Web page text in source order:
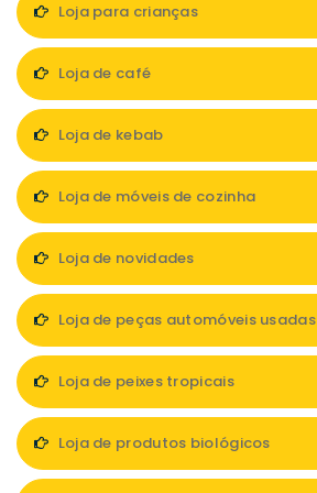
Loja para crianças
Loja de café
Loja de kebab
Loja de móveis de cozinha
Loja de novidades
Loja de peças automóveis usadas
Loja de peixes tropicais
Loja de produtos biológicos